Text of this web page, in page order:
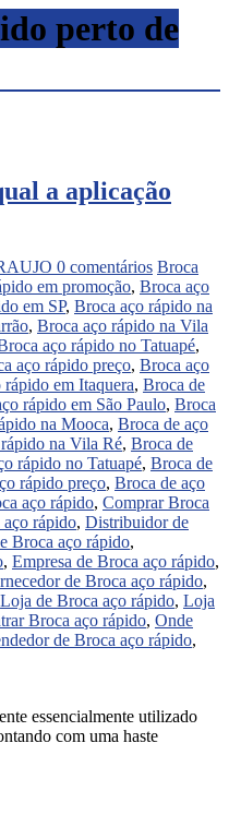
perto de
a aplicação
0 comentários Broca
em promoção, Broca aço
em SP, Broca aço rápido na
, Broca aço rápido na Vila
aço rápido no Tatuapé,
aço rápido preço, Broca aço
em Itaquera, Broca de
rápido em São Paulo, Broca
na Mooca, Broca de aço
na Vila Ré, Broca de
rápido no Tatuapé, Broca de
rápido preço, Broca de aço
aço rápido, Comprar Broca
rápido, Distribuidor de
Broca aço rápido,
, Empresa de Broca aço rápido,
de Broca aço rápido,
Loja de Broca aço rápido, Loja
Broca aço rápido, Onde
de Broca aço rápido,
essencialmente utilizado
com uma haste